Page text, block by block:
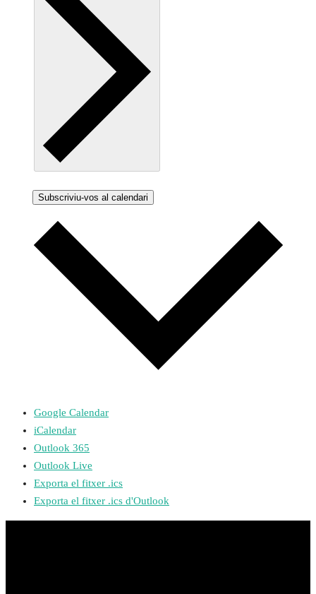
Subscriviu-vos al calendari
Google Calendar
iCalendar
Outlook 365
Outlook Live
Exporta el fitxer .ics
Exporta el fitxer .ics d'Outlook